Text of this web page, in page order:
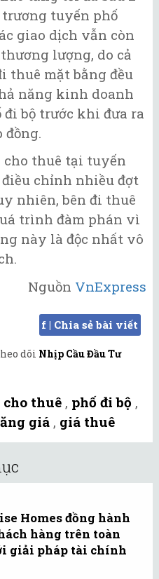
tuyến phố
giao dịch vẫn còn
lượng, do cả
thuê mặt bằng đều
năng kinh doanh
bộ trước khi đưa ra
thuê tại tuyến
điều chỉnh nhiều đợt
nhiên, bên đi thuê
trình đàm phán vì
này là độc nhất vô
Nguồn VnExpress
f | Chia sẻ bài viết
dõi Nhịp Cầu Đầu Tư
cho thuê , phố đi bộ ,
giá , giá thuê
Homes đồng hành
hàng trên toàn
giải pháp tài chính